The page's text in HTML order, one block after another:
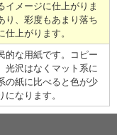
イメージに仕上がりま
り、彩度もあまり落ち
上がります。
的な用紙です。コピー
光沢はなくマット系に
の紙に比べると色が少
なります。